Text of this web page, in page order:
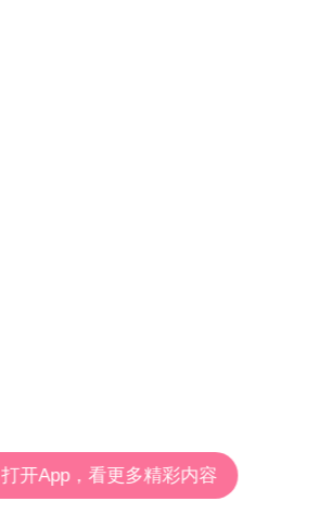
打开App，看更多精彩内容